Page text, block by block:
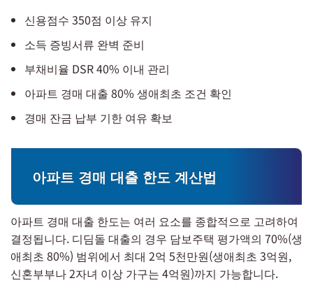
신용점수 350점 이상 유지
소득 증빙서류 완벽 준비
부채비율 DSR 40% 이내 관리
아파트 경매 대출 80% 생애최초 조건 확인
경매 잔금 납부 기한 여유 확보
아파트 경매 대출 한도 계산법
아파트 경매 대출 한도는 여러 요소를 종합적으로 고려하여
결정됩니다. 디딤돌 대출의 경우 담보주택 평가액의 70%(생
애최초 80%) 범위에서 최대 2억 5천만원(생애최초 3억원,
신혼부부나 2자녀 이상 가구는 4억원)까지 가능합니다.